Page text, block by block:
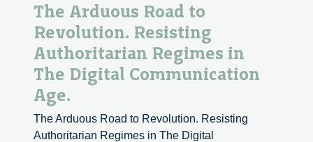
The Arduous Road to
Revolution. Resisting
Authoritarian Regimes in
The Digital Communication
Age.
The Arduous Road to Revolution. Resisting
Authoritarian Regimes in The Digital